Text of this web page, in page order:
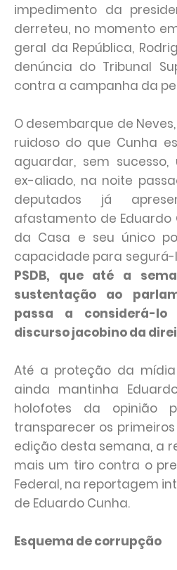
impedimento da
derreteu, no momento
geral da República,
denúncia do Tribunal
contra a campanha da
O desembarque de
ruidoso do que Cunha
aguardar, sem
ex-aliado, na noite
deputados já
afastamento de
da Casa e seu único
capacidade para segurá-
PSDB, que até a
sustentação ao
passa a considerá-
discurso jacobino da
Até a proteção da
ainda mantinha
holofotes da opinião
transparecer os
edição desta semana, a
mais um tiro contra o
Federal, na reportagem
de Eduardo Cunha.
Esquema de corrupção